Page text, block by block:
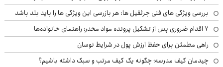
بررسی ویژگی های فنی جرثقیل ها: هر بازرسی این ویژگی ها را باید بلد باشد
۷ اقدام ضروری پس از تشکیل پرونده مواد مخدر؛ راهنمای خانواده‌ها
راهی مطمئن برای حفظ ارزش پول در شرایط نوسان
چیدمان کیف مدرسه؛ چگونه یک کیف مرتب و سبک داشته باشیم؟